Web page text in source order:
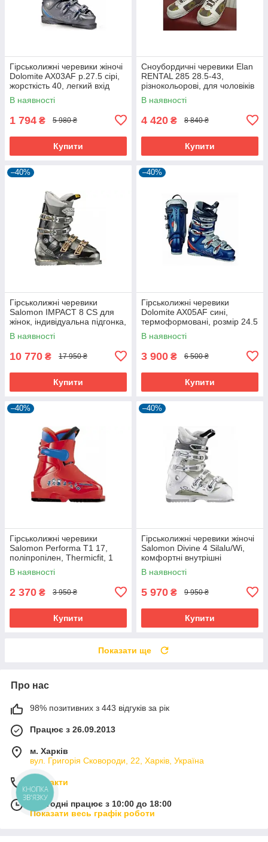
Гірськолижні черевики жіночі
Dolomite AX03AF р.27.5 сірі,
жорсткість 40, легкий вхід
In2Fit
В наявності
1 794 ₴ 5 980 ₴
Купити
Сноубордичні черевики Elan
RENTAL 285 28.5-43,
різнокольорові, для чоловіків
та жінок
В наявності
4 420 ₴ 8 840 ₴
Купити
–40%
Гірськолижні черевики
Salomon IMPACT 8 CS для
жінок, індивідуальна підгонка,
червоні
В наявності
10 770 ₴ 17 950 ₴
Купити
–40%
Гірськолижні черевики
Dolomite AX05AF сині,
термоформовані, розмір 24.5
MР
В наявності
3 900 ₴ 6 500 ₴
Купити
–40%
Гірськолижні черевики
Salomon Performa T1 17,
поліпропілен, Thermicfit, 1
кліпса.
В наявності
2 370 ₴ 3 950 ₴
Купити
–40%
Гірськолижні черевики жіночі
Salomon Divine 4 Silalu/Wi,
комфортні внутрішні
черевики X Fit Fusion,
жорсткість 45
В наявності
5 970 ₴ 9 950 ₴
Купити
Показати ще
Про нас
98% позитивних з 443 відгуків за рік
Працює з 26.09.2013
м. Харків
вул. Григорія Сковороди, 22, Харків, Україна
Контакти
Сьогодні працює з 10:00 до 18:00
Показати весь графік роботи
КНОПКА
ЗВ'ЯЗКУ